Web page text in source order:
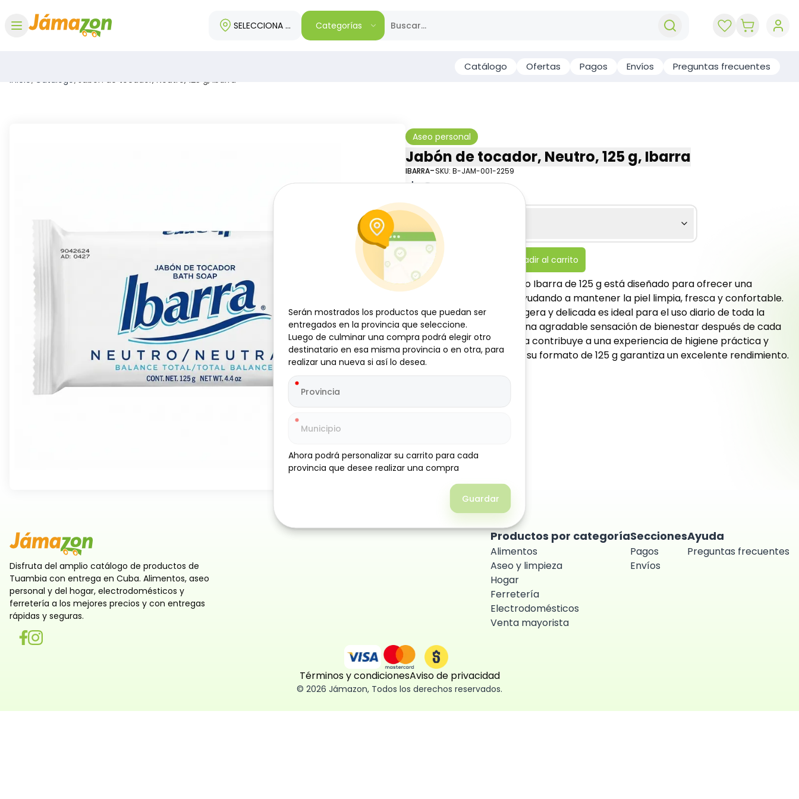
SELECCIONA TU REGIÓNCategorías
Catálogo Ofertas Pagos Envíos Preguntas frecuentes
Inicio/ Catálogo/ Jabón de tocador, Neutro, 125 g, Ibarra
Aseo personal
Jabón de tocador, Neutro, 125 g, Ibarra
IBARRA-SKU: B-JAM-001-2259
$ 0
Especificaciones
Añadir al carrito
El jabón de tocador Neutro Ibarra de 125 g está diseñado para ofrecer una
limpieza suave y eficaz, ayudando a mantener la piel limpia, fresca y confortable.
Su fórmula de fragancia ligera y delicada es ideal para el uso diario de toda la
familia, proporcionando una agradable sensación de bienestar después de cada
baño. Su espuma cremosa contribuye a una experiencia de higiene práctica y
placentera, mientras que su formato de 125 g garantiza un excelente rendimiento.
Disfruta del amplio catálogo de productos de
Tuambia con entrega en Cuba. Alimentos, aseo
personal y del hogar, electrodomésticos y
ferretería a los mejores precios y con entregas
rápidas y seguras.
Productos por categoría
Alimentos
Aseo y limpieza
Hogar
Ferretería
Electrodomésticos
Venta mayorista
Secciones
Pagos
Envíos
Ayuda
Preguntas frecuentes
Términos y condicionesAviso de privacidad
© 2026 Jámazon, Todos los derechos reservados.
Serán mostrados los productos que puedan ser
entregados en la provincia que seleccione.
Luego de culminar una compra podrá elegir otro
destinatario en esa misma provincia o en otra, para
realizar una nueva si así lo desea.
Ahora podrá personalizar su carrito para cada
provincia que desee realizar una compra
Guardar
Serán mostrados los productos que puedan ser
entregados en la provincia que seleccione.
Luego de culminar una compra podrá elegir otro
destinatario en esa misma provincia o en otra, para
realizar una nueva si así lo desea.
Ahora podrá personalizar su carrito para cada
provincia que desee realizar una compra
Guardar